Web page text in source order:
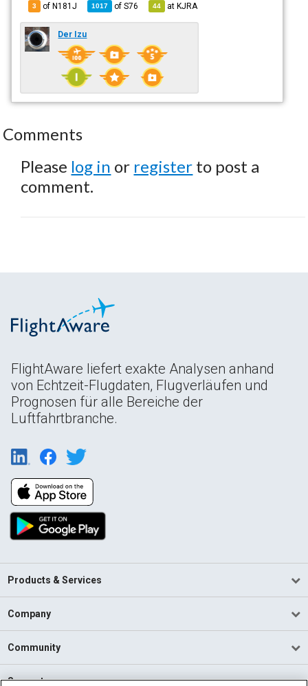
3 of N181J 1017 ofS76 44 atKJRA
Der Izu
Comments
Please log in or register to post a
comment.
FlightAware liefert exakte Analysen anhand
von Echtzeit-Flugdaten, Flugverläufen und
Prognosen für alle Bereiche der
Luftfahrtbranche.
Products & Services
Company
Community
Support